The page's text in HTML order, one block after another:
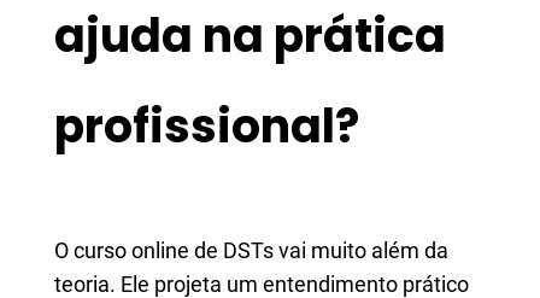
ajuda na prática
profissional?
O curso online de DSTs vai muito além da
teoria. Ele projeta um entendimento prático